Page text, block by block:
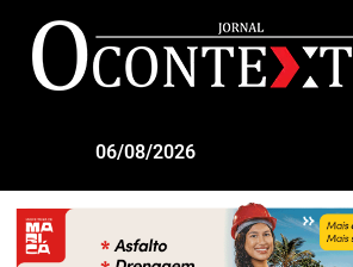
06/08/2026